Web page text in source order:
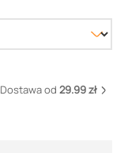
Dostawa od 29.99 zł